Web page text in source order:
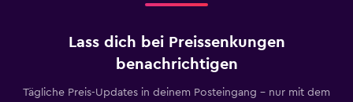
Lass dich bei Preissenkungen
benachrichtigen
Tägliche Preis-Updates in deinem Posteingang – nur mit dem